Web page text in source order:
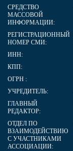
СРЕДСТВО
МАССОВОЙ
ИНФОРМАЦИИ:
РЕГИСТРАЦИОННЫЙ
НОМЕР СМИ:
ИНН:
КПП:
ОГРН :
УЧРЕДИТЕЛЬ:
ГЛАВНЫЙ
РЕДАКТОР:
ОТДЕЛ ПО
ВЗАИМОДЕЙСТВИЮ
С УЧАСТНИКАМИ
АССОЦИАЦИИ: